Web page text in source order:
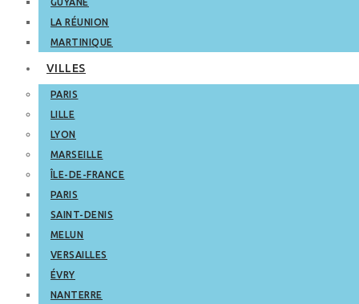
LA RÉUNION
MARTINIQUE
VILLES
PARIS
LILLE
LYON
MARSEILLE
ÎLE-DE-FRANCE
PARIS
SAINT-DENIS
MELUN
VERSAILLES
ÉVRY
NANTERRE